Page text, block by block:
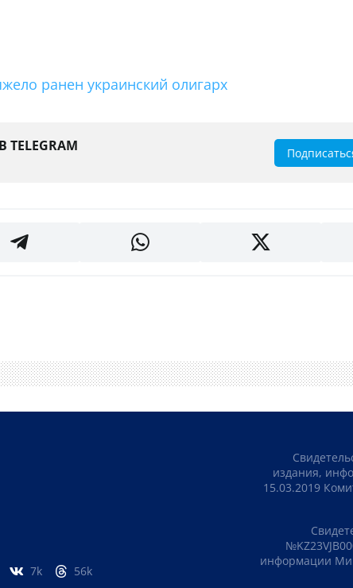
ранен украинский олигарх
7k 56k
издания,
15.03.2019
информации